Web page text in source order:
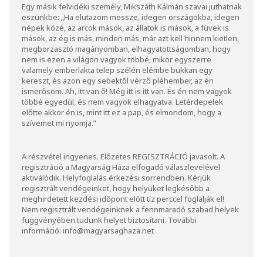
Egy másik felvidéki személy, Mikszáth Kálmán szavai juthatnak
eszünkbe: „Ha elutazom messze, idegen országokba, idegen
népek közé, az arcok mások, az állatok is mások, a füvek is
mások, az ég is más, minden más, már azt kell hinnem kietlen,
megborzasztó magányomban, elhagyatottságomban, hogy
nem is ezen a világon vagyok többé, mikor egyszerre
valamely emberlakta telep szélén elémbe bukkan egy
kereszt, és azon egy sebektől vérző pléhember, az én
ismerősöm. Ah, itt van ő! Még itt is itt van. És én nem vagyok
többé egyedül, és nem vagyok elhagyatva. Letérdepelek
előtte akkor én is, mint itt ez a pap, és elmondom, hogy a
szívemet mi nyomja.”
A részvétel ingyenes. Előzetes REGISZTRÁCIÓ javasolt. A
regisztráció a Magyarság Háza elfogadó válaszlevelével
aktiválódik. Helyfoglalás érkezési sorrendben. Kérjük
regisztrált vendégeinket, hogy helyüket legkésőbb a
meghirdetett kezdési időpont előtt tíz perccel foglalják el!
Nem regisztrált vendégeinknek a fennmaradó szabad helyek
függvényében tudunk helyet biztosítani. További
információ: info@magyarsaghaza.net